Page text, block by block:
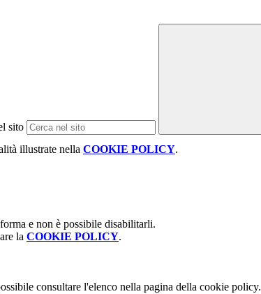
sito
illustrate nella COOKIE POLICY.
e non è possibile disabilitarli.
la COOKIE POLICY.
consultare l'elenco nella pagina della cookie policy.